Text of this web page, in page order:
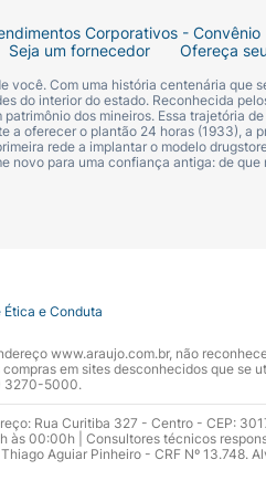
Corporativos - Convênio
Seja um fornecedor Ofereça
você. Com uma história centenária que
do interior do estado. Reconhecida
dos mineiros. Essa trajetória
a oferecer o plantão 24 horas (1933), a
rede a implantar o modelo
novo para uma confiança antiga: de
Ética e Conduta
www.araujo.com.br, não
em sites desconhecidos que se
3270-5000.
Rua Curitiba 327 - Centro - CEP:
00:00h | Consultores técnicos
Aguiar Pinheiro - CRF Nº